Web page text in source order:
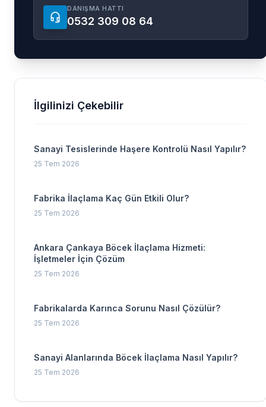
headset_mic
DANIŞMA HATTI
0532 309 08 64
İlgilinizi Çekebilir
Sanayi Tesislerinde Haşere Kontrolü Nasıl Yapılır?
25 Tem 2026
Fabrika İlaçlama Kaç Gün Etkili Olur?
25 Tem 2026
Ankara Çankaya Böcek İlaçlama Hizmeti:
İşletmeler İçin Çözüm
25 Tem 2026
Fabrikalarda Karınca Sorunu Nasıl Çözülür?
25 Tem 2026
Sanayi Alanlarında Böcek İlaçlama Nasıl Yapılır?
25 Tem 2026